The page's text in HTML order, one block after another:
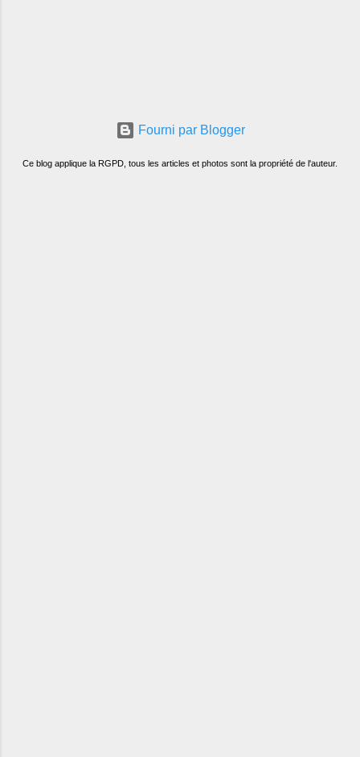
Fourni par Blogger
Ce blog applique la RGPD, tous les articles et photos sont la propriété de l'auteur.